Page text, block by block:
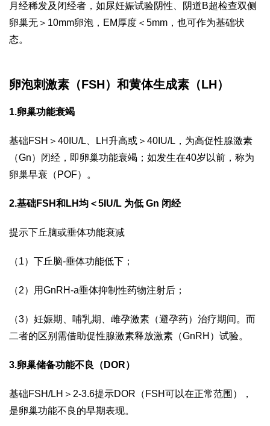
月经稀发及闭经者，如尿妊娠试验阴性、阴道B超检查双侧
卵巢无＞10mm卵泡，EM厚度＜5mm，也可作为基础状
态。
卵泡刺激素（FSH）和黄体生成素（LH）
1.卵巢功能衰竭
基础FSH＞40IU/L、LH升高或＞40IU/L，为高促性腺激素
（Gn）闭经，即卵巢功能衰竭；如发生在40岁以前，称为
卵巢早衰（POF）。
2.基础FSH和LH均＜5IU/L 为低 Gn 闭经
提示下丘脑或垂体功能衰减
（1）下丘脑-垂体功能低下；
（2）用GnRH-a垂体抑制性药物注射后；
（3）妊娠期、哺乳期、雌孕激素（避孕药）治疗期间。而
二者的区别需借助促性腺激素释放激素（GnRH）试验。
3.卵巢储备功能不良（DOR）
基础FSH/LH＞2-3.6提示DOR（FSH可以在正常范围），
是卵巢功能不良的早期表现。